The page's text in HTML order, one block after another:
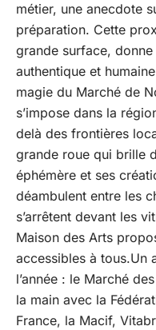
métier, une anecdote
préparation. Cette
grande surface,
authentique et
magie du Marché de
s’impose dans la
delà des frontières
grande roue qui brille
éphémère et ses
déambulent entre les
s’arrêtent devant les
Maison des Arts
accessibles à tous.Un
l’année : le Marché
la main avec la
France, la Macif,